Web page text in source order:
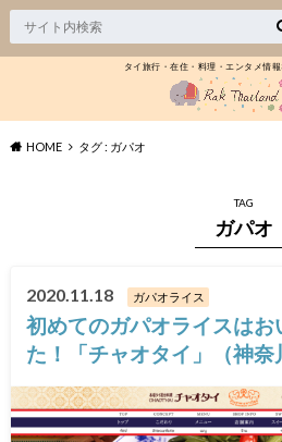
タイ旅行・在住・料理・エンタメ情
HOME タグ : ガパオ
TAG
ガパオ
2020.11.18 ガパオライス
初めてのガパオライスはお
た！「チャオタイ」（神奈